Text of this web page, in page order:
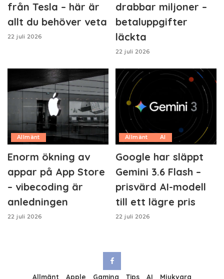
från Tesla – här är
allt du behöver veta
22 juli 2026
drabbar miljoner –
betaluppgifter
läckta
22 juli 2026
Allmänt
Enorm ökning av
appar på App Store
– vibecoding är
anledningen
22 juli 2026
Allmänt AI
Google har släppt
Gemini 3.6 Flash –
prisvärd AI-modell
till ett lägre pris
22 juli 2026
Allmänt Apple Gaming Tips AI Mjukvara